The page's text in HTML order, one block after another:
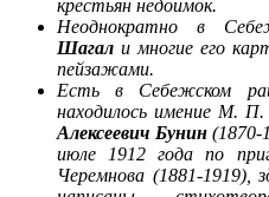
крестьян недоимок.
Неоднократно в
Шагал и многие его
пейзажами.
Eсть в Себежском
находилось имение М.
Алексеевич Бунин(1870-
июле 1912 года по
Черемнова (1881-1919),